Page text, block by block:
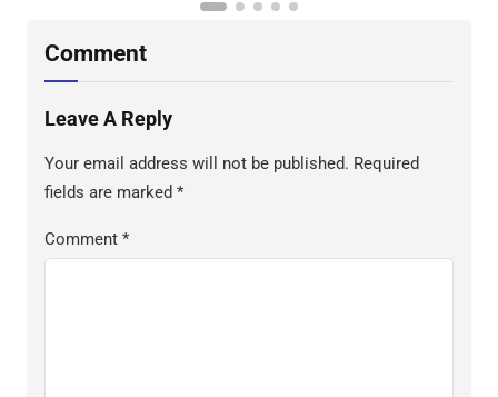
SULAWESI BARAT
Comment
Leave A Reply
Your email address will not be published. Required
fields are marked *
Comment *